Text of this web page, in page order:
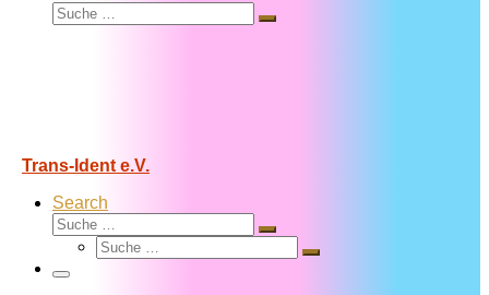
Suche
Suche
Trans-Ident e.V.
Search
Suche
Suche
Suche
Suche
Menü